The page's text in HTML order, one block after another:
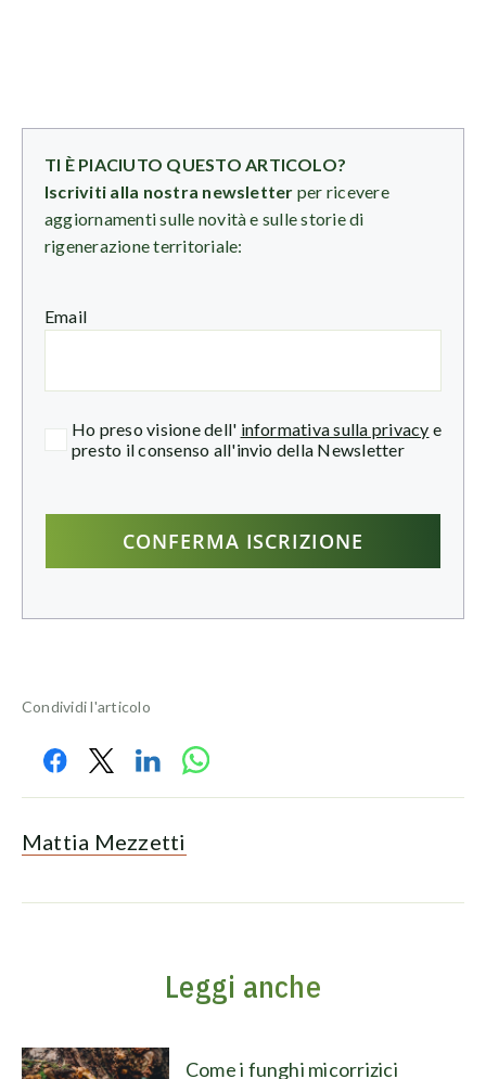
TI È PIACIUTO QUESTO ARTICOLO?
Iscriviti alla nostra newsletter per ricevere
aggiornamenti sulle novità e sulle storie di
rigenerazione territoriale:
Email
Ho preso visione dell' informativa sulla privacy e
presto il consenso all'invio della Newsletter
Condividi l'articolo
Mattia Mezzetti
Leggi anche
Come i funghi micorrizici